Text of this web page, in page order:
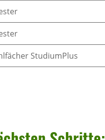
StudiumPlus